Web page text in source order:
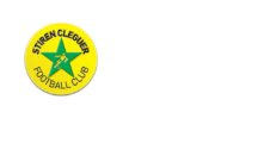
contenu